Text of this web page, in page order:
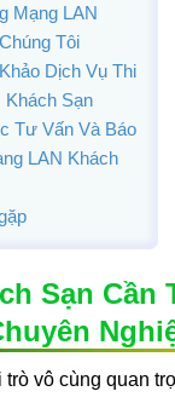
Mạng LAN
Tôi
Dịch Vụ Thi
Khách Sạn
Tư Vấn Và Báo
LAN Khách
Sạn Cần
vô cùng quan